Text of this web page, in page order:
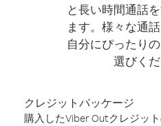
と長い時間通話
ます。様々な通
自分にぴったり
選びくだ
クレジットパッケージ
購入したViber Outクレジッ